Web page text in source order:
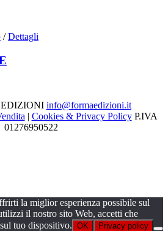
/ Dettagli
info@formaedizioni.it
| Cookies & Privacy PolicyP.IVA
01276950522
la miglior esperienza possibile sul
il nostro sito Web, accetti che
tuo dispositivo. OK Privacy policy